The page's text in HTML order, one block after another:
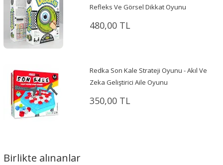
Refleks Ve Görsel Dikkat Oyunu
480,00 TL
Redka Son Kale Strateji Oyunu - Akıl Ve
Zeka Geliştirici Aile Oyunu
350,00 TL
Birlikte alınanlar